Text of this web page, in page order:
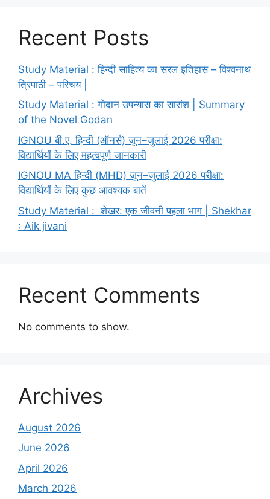
Recent Posts
Study Material : हिन्दी साहित्य का सरल इतिहास – विश्वनाथ
त्रिपाठी – परिचय |
Study Material : गोदान उपन्यास का सारांश | Summary
of the Novel Godan
IGNOU बी.ए. हिन्दी (ऑनर्स) जून–जुलाई 2026 परीक्षा:
विद्यार्थियों के लिए महत्वपूर्ण जानकारी
IGNOU MA हिन्दी (MHD) जून–जुलाई 2026 परीक्षा:
विद्यार्थियों के लिए कुछ आवश्यक बातें
Study Material : शेखर: एक जीवनी पहला भाग | Shekhar
: Aik jivani
Recent Comments
No comments to show.
Archives
August 2026
June 2026
April 2026
March 2026